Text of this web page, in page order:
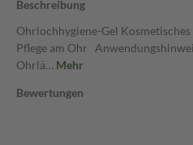
Beschreibung
Ohrlochhygiene-Gel
Pflege am Ohr
Ohrlä… Mehr
Bewertungen